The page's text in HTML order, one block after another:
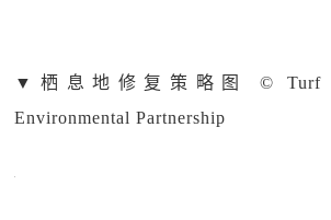
▼栖息地修复策略图 © Turf
Environmental Partnership